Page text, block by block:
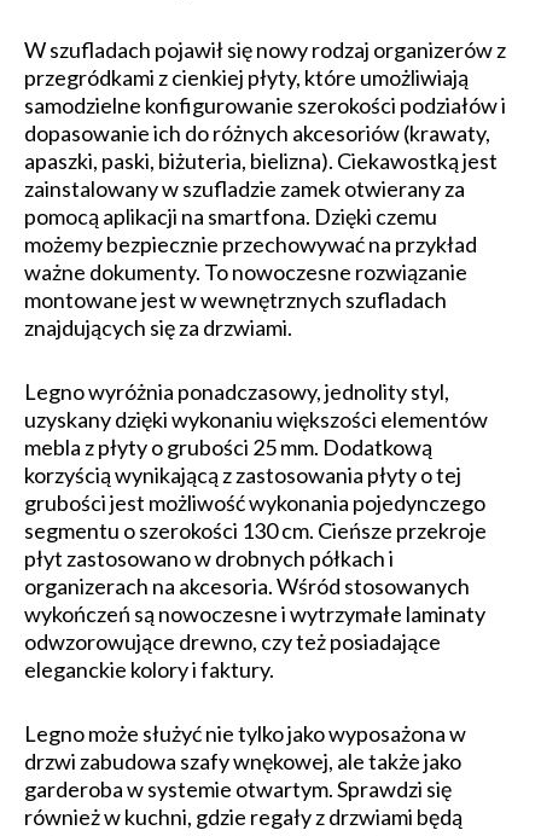
W szufladach pojawił się nowy rodzaj organizerów z
przegródkami z cienkiej płyty, które umożliwiają
samodzielne konfigurowanie szerokości podziałów i
dopasowanie ich do różnych akcesoriów (krawaty,
apaszki, paski, biżuteria, bielizna). Ciekawostką jest
zainstalowany w szufladzie zamek otwierany za
pomocą aplikacji na smartfona. Dzięki czemu
możemy bezpiecznie przechowywać na przykład
ważne dokumenty. To nowoczesne rozwiązanie
montowane jest w wewnętrznych szufladach
znajdujących się za drzwiami.
Legno wyróżnia ponadczasowy, jednolity styl,
uzyskany dzięki wykonaniu większości elementów
mebla z płyty o grubości 25 mm. Dodatkową
korzyścią wynikającą z zastosowania płyty o tej
grubości jest możliwość wykonania pojedynczego
segmentu o szerokości 130 cm. Cieńsze przekroje
płyt zastosowano w drobnych półkach i
organizerach na akcesoria. Wśród stosowanych
wykończeń są nowoczesne i wytrzymałe laminaty
odwzorowujące drewno, czy też posiadające
eleganckie kolory i faktury.
Legno może służyć nie tylko jako wyposażona w
drzwi zabudowa szafy wnękowej, ale także jako
garderoba w systemie otwartym. Sprawdzi się
również w kuchni, gdzie regały z drzwiami będą